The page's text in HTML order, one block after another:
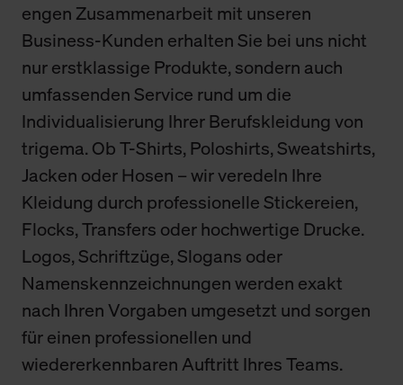
engen Zusammenarbeit mit unseren
Business-Kunden erhalten Sie bei uns nicht
nur erstklassige Produkte, sondern auch
umfassenden Service rund um die
Individualisierung Ihrer Berufskleidung von
trigema. Ob T-Shirts, Poloshirts, Sweatshirts,
Jacken oder Hosen – wir veredeln Ihre
Kleidung durch professionelle Stickereien,
Flocks, Transfers oder hochwertige Drucke.
Logos, Schriftzüge, Slogans oder
Namenskennzeichnungen werden exakt
nach Ihren Vorgaben umgesetzt und sorgen
für einen professionellen und
wiedererkennbaren Auftritt Ihres Teams.